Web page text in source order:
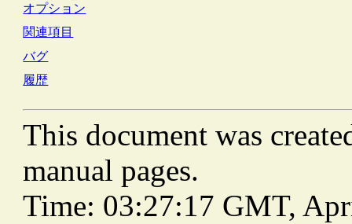
オプション
関連項目
バグ
履歴
This document was
manual pages.
Time: 03:27:17 GMT,